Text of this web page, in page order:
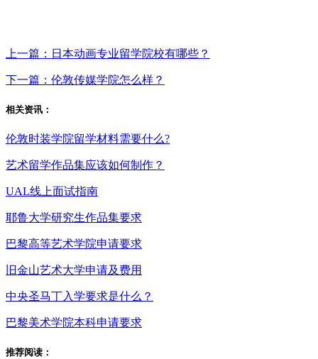
上一篇：日本动画专业留学院校有哪些？
下一篇：伦敦传媒学院怎么样？
相关资讯：
伦敦时装学院留学材料需要什么?
艺术留学作品集应该如何制作？
UAL线上面试指南
耶鲁大学研究生作品集要求
巴黎高等艺术学院申请要求
旧金山艺术大学申请及费用
中央圣马丁入学要求是什么？
巴黎美术学院本科申请要求
推荐阅读：